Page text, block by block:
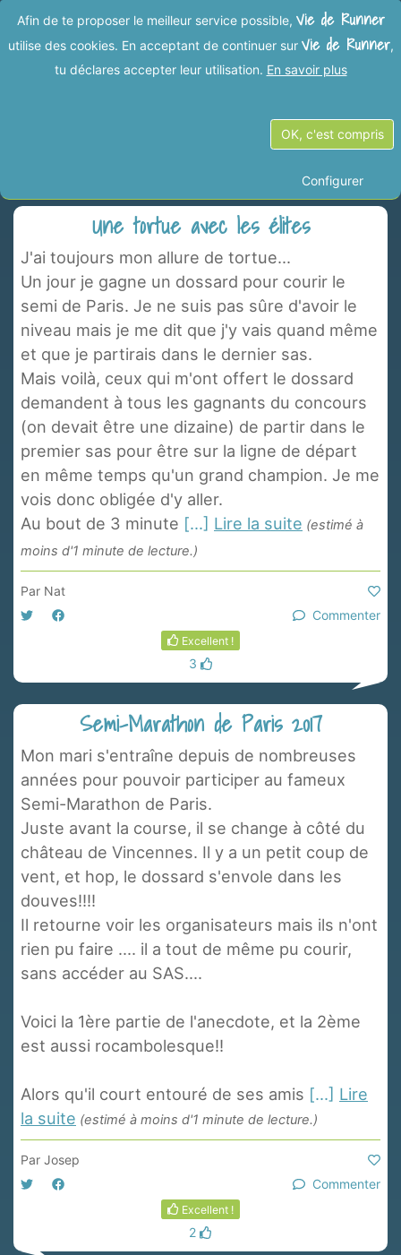
Vies de Runner dans la
catégorie "Marathon"
Une tortue avec les élites
J'ai toujours mon allure de tortue...
Un jour je gagne un dossard pour courir le
semi de Paris. Je ne suis pas sûre d'avoir le
niveau mais je me dit que j'y vais quand même
et que je partirais dans le dernier sas.
Mais voilà, ceux qui m'ont offert le dossard
demandent à tous les gagnants du concours
(on devait être une dizaine) de partir dans le
premier sas pour être sur la ligne de départ
en même temps qu'un grand champion. Je me
vois donc obligée d'y aller.
Au bout de 3 minute [...] Lire la suite (estimé à
moins d'1 minute de lecture.)
Par Nat
Commenter
Excellent !
3
Semi-Marathon de Paris 2017
Mon mari s'entraîne depuis de nombreuses
années pour pouvoir participer au fameux
Semi-Marathon de Paris.
Juste avant la course, il se change à côté du
château de Vincennes. Il y a un petit coup de
vent, et hop, le dossard s'envole dans les
douves!!!!
Il retourne voir les organisateurs mais ils n'ont
rien pu faire .... il a tout de même pu courir,
sans accéder au SAS....
Voici la 1ère partie de l'anecdote, et la 2ème
est aussi rocambolesque!!
Alors qu'il court entouré de ses amis [...] Lire
la suite (estimé à moins d'1 minute de lecture.)
Par Josep
Commenter
Excellent !
2
Afin de te proposer le meilleur service possible, Vie de Runner
utilise des cookies. En acceptant de continuer sur Vie de Runner,
tu déclares accepter leur utilisation. En savoir plus
OK, c'est compris
Configurer